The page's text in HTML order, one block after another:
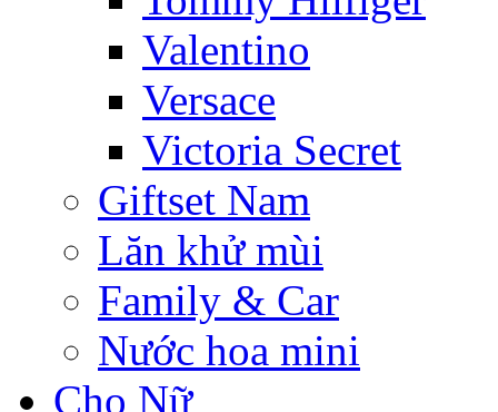
Valentino
Versace
Victoria Secret
Giftset Nam
Lăn khử mùi
Family & Car
Nước hoa mini
Cho Nữ